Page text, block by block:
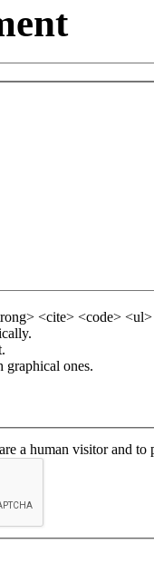
<cite> <code>
graphical ones.
a human visitor and to